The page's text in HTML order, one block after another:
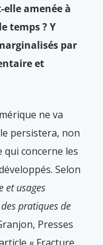
amenée à
temps ? Y
par
et
ne va
persistera, non
qui concerne les
Selon
et usages
pratiques de
Presses